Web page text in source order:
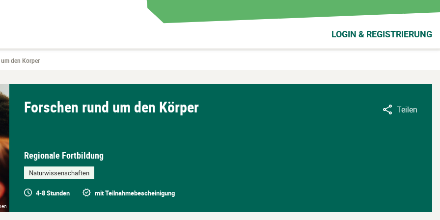
LOGIN & REGISTRIERUNG
den Körper
Forschen rund um den Körper Teilen
Regionale Fortbildung
Naturwissenschaften
4-8 Stunden mit Teilnahmebescheinigung